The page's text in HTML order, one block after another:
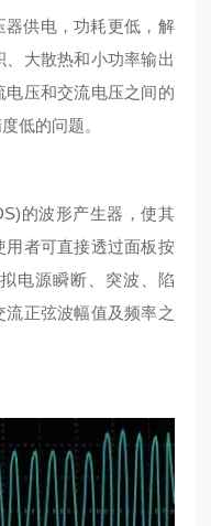
器供电，功耗更低，解
大散热和小功率输出
压和交流电压之间的
低的问题。
的波形产生器，使其
者可直接透过面板按
电源瞬断、突波、陷
正弦波幅值及频率之